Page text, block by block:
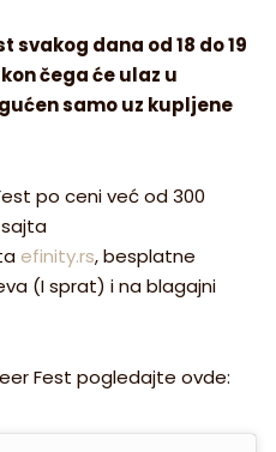
svakog dana od 18 do 19
čega će ulaz u
samo uz kupljene
po ceni već od 300
efinity.rs, besplatne
(I sprat) i na blagajni
Fest pogledajte ovde: